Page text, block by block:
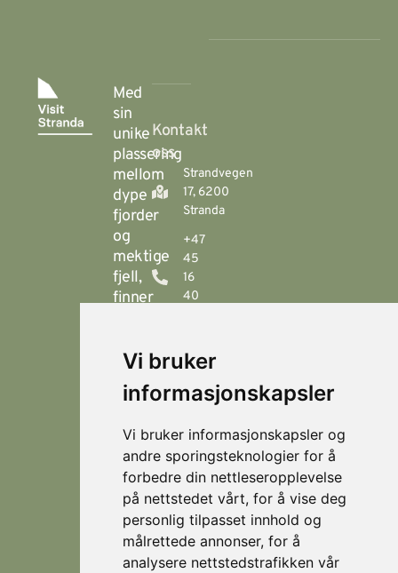
Vi bruker
informasjonskapsler
Vi bruker informasjonskapsler og
andre sporingsteknologier for å
forbedre din nettleseropplevelse
på nettstedet vårt, for å vise deg
personlig tilpasset innhold og
målrettede annonser, for å
analysere nettstedstrafikken vår
Med
sin
unike
plassering
mellom
dype
fjorder
og
mektige
fjell,
finner
- en
helårsdestinasjon
som
på
flotte
fjellturer
om
sommeren,
og
som
Kontakt
oss
Strandvegen
17, 6200
Stranda
+47
45
16
40
Fjellsætra
Hornindal
Koie
Stranda
Strandafjellet
© 2026
Visit
Personvern
Levert av
Horn Media